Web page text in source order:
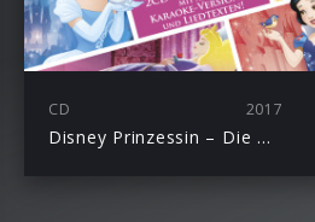
CD 2017
Disney Prinzessin – Die Hits (Deluxe Edition)